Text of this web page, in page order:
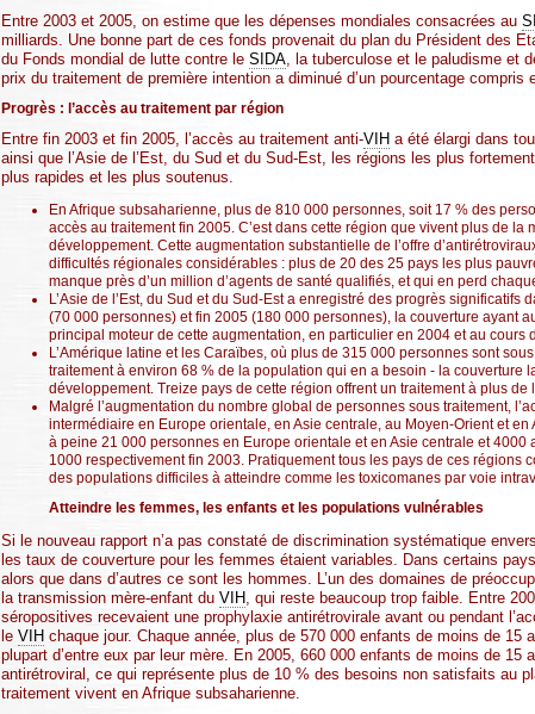
Entre 2003 et 2005, on estime que les dépenses mondiales consacrées au
milliards. Une bonne part de ces fonds provenait du plan du Président des
du Fonds mondial de lutte contre le SIDA, la tuberculose et le paludisme et
prix du traitement de première intention a diminué d’un pourcentage
Progrès : l’accès au traitement par région
Entre fin 2003 et fin 2005, l’accès au traitement anti-VIH a été élargi dans
ainsi que l’Asie de l’Est, du Sud et du Sud-Est, les régions les plus
plus rapides et les plus soutenus.
En Afrique subsaharienne, plus de 810 000 personnes, soit 17 % des
accès au traitement fin 2005. C’est dans cette région que vivent plus de
développement. Cette augmentation substantielle de l’offre
difficultés régionales considérables : plus de 20 des 25 pays les plus
manque près d’un million d’agents de santé qualifiés, et qui en perd
L’Asie de l’Est, du Sud et du Sud-Est a enregistré des progrès
(70 000 personnes) et fin 2005 (180 000 personnes), la couverture ayant
principal moteur de cette augmentation, en particulier en 2004 et au cours
L’Amérique latine et les Caraïbes, où plus de 315 000 personnes sont
traitement à environ 68 % de la population qui en a besoin - la couverture
développement. Treize pays de cette région offrent un traitement à plus
Malgré l’augmentation du nombre global de personnes sous traitement,
intermédiaire en Europe orientale, en Asie centrale, au Moyen-Orient et
à peine 21 000 personnes en Europe orientale et en Asie centrale et
1000 respectivement fin 2003. Pratiquement tous les pays de ces régions
des populations difficiles à atteindre comme les toxicomanes par voie
Atteindre les femmes, les enfants et les populations vulnérables
Si le nouveau rapport n’a pas constaté de discrimination systématique
les taux de couverture pour les femmes étaient variables. Dans certains
alors que dans d’autres ce sont les hommes. L’un des domaines de
la transmission mère-enfant du VIH , qui reste beaucoup trop faible. Entre
séropositives recevaient une prophylaxie antirétrovirale avant ou pendant
le VIH chaque jour. Chaque année, plus de 570 000 enfants de moins de 15
plupart d’entre eux par leur mère. En 2005, 660 000 enfants de moins de
antirétroviral, ce qui représente plus de 10 % des besoins non satisfaits au
traitement vivent en Afrique subsaharienne.